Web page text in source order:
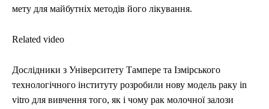
мету для майбутніх методів його лікування.
Related video
Дослідники з Університету Тампере та Ізмірського
технологічного інституту розробили нову модель раку in
vitro для вивчення того, як і чому рак молочної залози